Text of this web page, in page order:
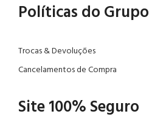
Políticas do Grupo
Trocas & Devoluções
Cancelamentos de Compra
Site 100% Seguro